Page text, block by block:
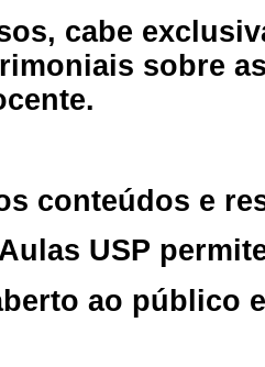
cabe
sobre
conteúdos e
USP
ao público